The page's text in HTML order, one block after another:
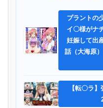
プラントの
イ〇様がナ
妊娠して出
話（大海原
【転〇ラ